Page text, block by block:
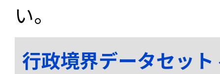
い。
行政境界データセッ